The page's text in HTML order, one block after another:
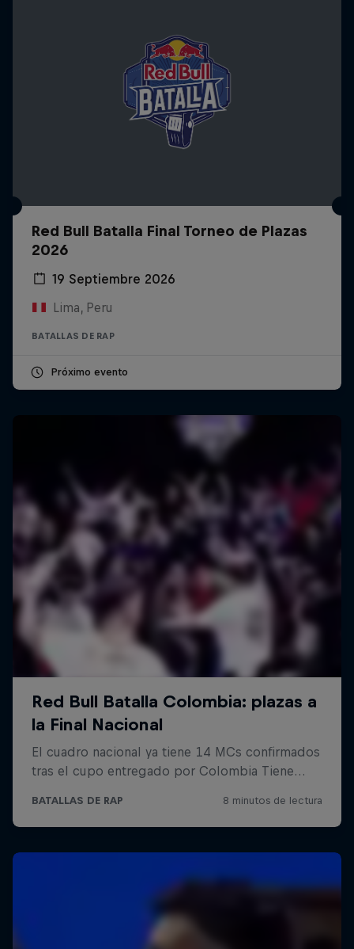
Red Bull Batalla Final Torneo de Plazas
2026
19 Septiembre 2026
Lima, Peru
BATALLAS DE RAP
Próximo evento